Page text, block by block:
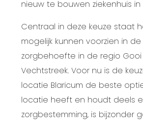
nieuw te bouwen ziekenhuis in
Centraal in deze keuze staat
mogelijk kunnen voorzien in de
zorgbehoefte in de regio
Vechtstreek. Voor nu is de
locatie Blaricum de beste
locatie heeft en houdt deels
zorgbestemming, is bijzonder